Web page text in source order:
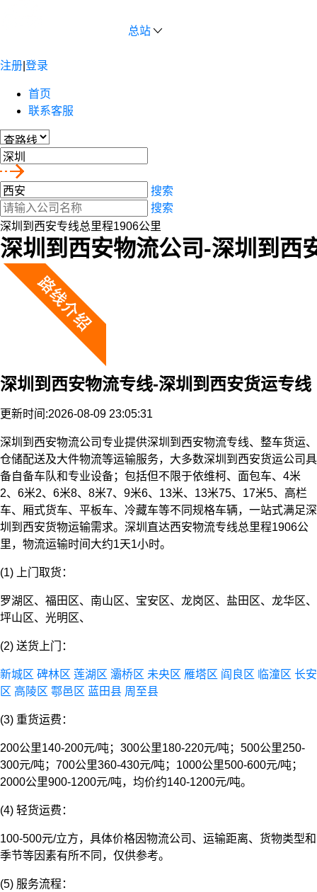
总站
注册 登录
首页
联系客服
搜索
搜索
深圳到西安专线总里程1906公里
深圳到西安物流公司-深圳到西
深圳到西安物流专线-深圳到西安货运专线
更新时间:2026-08-09 23:05:31
深圳到西安物流公司专业提供深圳到西安物流专线、整车货运、
仓储配送及大件物流等运输服务，大多数深圳到西安货运公司具
备自备车队和专业设备；包括但不限于依维柯、面包车、4米
2、6米2、6米8、8米7、9米6、13米、13米75、17米5、高栏
车、厢式货车、平板车、冷藏车等不同规格车辆，一站式满足深
圳到西安货物运输需求。深圳直达西安物流专线总里程1906公
里，物流运输时间大约1天1小时。
(1) 上门取货：
罗湖区、福田区、南山区、宝安区、龙岗区、盐田区、龙华区、
坪山区、光明区、
(2) 送货上门：
新城区 碑林区 莲湖区 灞桥区 未央区 雁塔区 阎良区 临潼区 长安
区 高陵区 鄠邑区 蓝田县 周至县
(3) 重货运费：
200公里140-200元/吨；300公里180-220元/吨；500公里250-
300元/吨；700公里360-430元/吨；1000公里500-600元/吨；
2000公里900-1200元/吨，均价约140-1200元/吨。
(4) 轻货运费：
100-500元/立方，具体价格因物流公司、运输距离、货物类型和
季节等因素有所不同，仅供参考。
(5) 服务流程：